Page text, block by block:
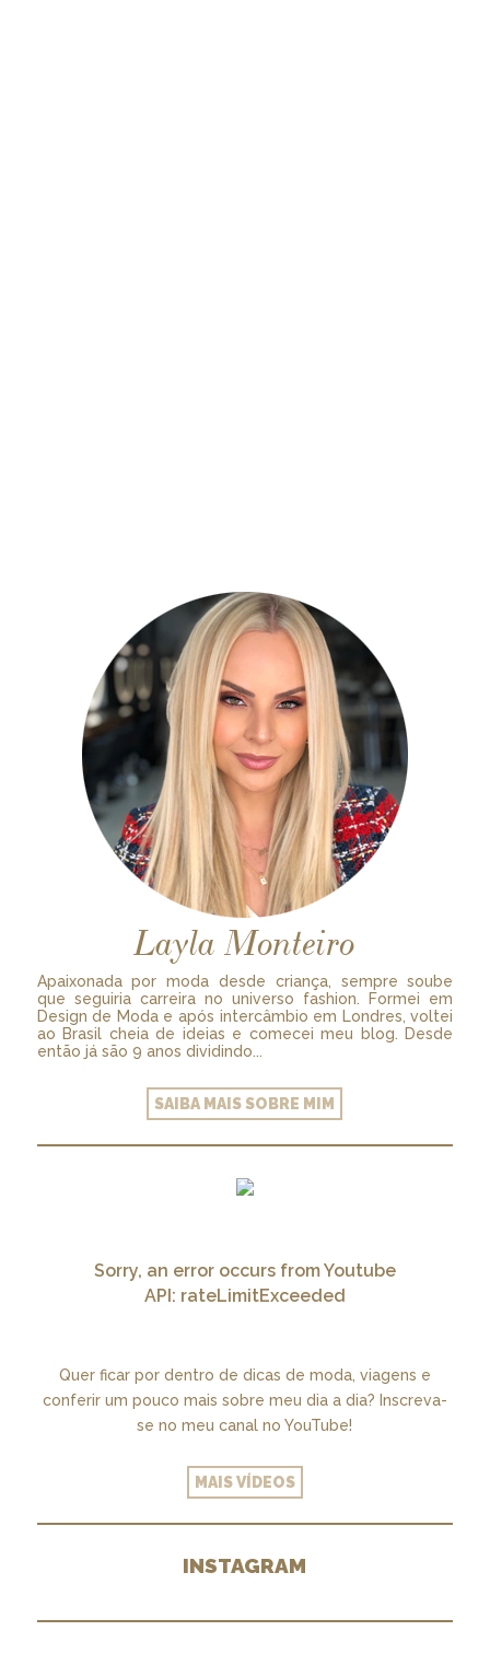
Layla Monteiro
Apaixonada por moda desde criança, sempre soube
que seguiria carreira no universo fashion. Formei em
Design de Moda e após intercâmbio em Londres, voltei
ao Brasil cheia de ideias e comecei meu blog. Desde
então já são 9 anos dividindo...
SAIBA MAIS SOBRE MIM
Sorry, an error occurs from Youtube
API: rateLimitExceeded
Quer ficar por dentro de dicas de moda, viagens e
conferir um pouco mais sobre meu dia a dia? Inscreva-
se no meu canal no YouTube!
MAIS VÍDEOS
INSTAGRAM